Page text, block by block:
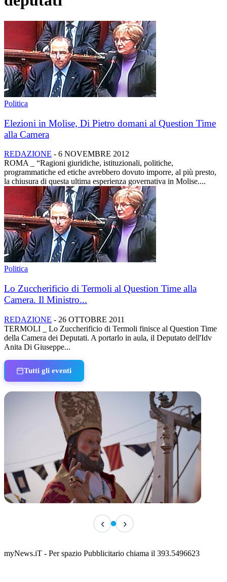
Politica
Elezioni in Molise, Di Pietro domani al Question Time
alla Camera
REDAZIONE - 6 NOVEMBRE 2012
ROMA _ “Ragioni giuridiche, istituzionali, politiche,
programmatiche ed etiche avrebbero dovuto imporre, al più presto,
la chiusura di questa ultima esperienza governativa in Molise....
Politica
Lo Zuccherificio di Termoli al Question Time alla
Camera. Il Ministro...
REDAZIONE - 26 OTTOBRE 2011
TERMOLI _ Lo Zuccherificio di Termoli finisce al Question Time
della Camera dei Deputati. A portarlo in aula, il Deputato dell'Idv
Anita Di Giuseppe...
Tutti gli eventi
San Basso 2026 - il programma delle feste
‹ ›
myNews.iT - Per spazio Pubblicitario chiama il 393.5496623